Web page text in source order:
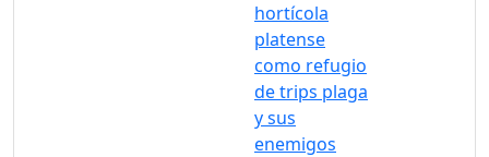
hortícola
platense
como refugio
de trips plaga
y sus
enemigos